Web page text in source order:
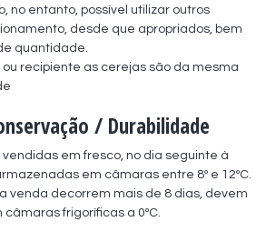
no entanto, possível utilizar outros
desde que apropriados, bem
quantidade.
ou recipiente as cerejas são da mesma
/ Durabilidade
em fresco, no dia seguinte à
em câmaras entre 8º e 12ºC.
venda decorrem mais de 8 dias, devem
frigoríficas a 0ºC.